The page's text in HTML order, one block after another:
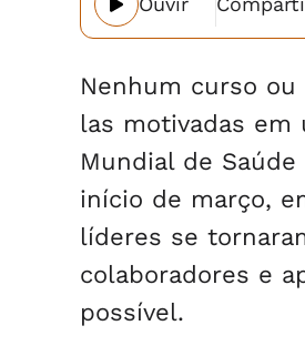
Nenhum curso
las motivadas em
Mundial de
início de março,
líderes se
colaboradores e
possível.